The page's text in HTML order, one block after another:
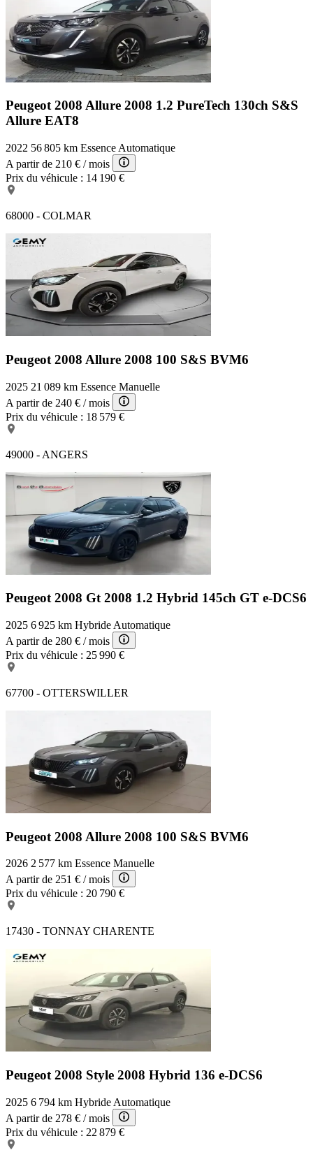
Peugeot 2008 Allure 2008 1.2 PureTech 130ch S&S
Allure EAT8
2022 56 805 km Essence Automatique
A partir de 210 € / mois
Prix du véhicule : 14 190 €
68000 - COLMAR
Peugeot 2008 Allure 2008 100 S&S BVM6
2025 21 089 km Essence Manuelle
A partir de 240 € / mois
Prix du véhicule : 18 579 €
49000 - ANGERS
Peugeot 2008 Gt2008 1.2 Hybrid 145ch GT e-DCS6
2025 6 925 km Hybride Automatique
A partir de 280 € / mois
Prix du véhicule : 25 990 €
67700 - OTTERSWILLER
Peugeot 2008 Allure 2008 100 S&S BVM6
2026 2 577 km Essence Manuelle
A partir de 251 € / mois
Prix du véhicule : 20 790 €
17430 - TONNAY CHARENTE
Peugeot 2008 Style 2008 Hybrid 136 e-DCS6
2025 6 794 km Hybride Automatique
A partir de 278 € / mois
Prix du véhicule : 22 879 €